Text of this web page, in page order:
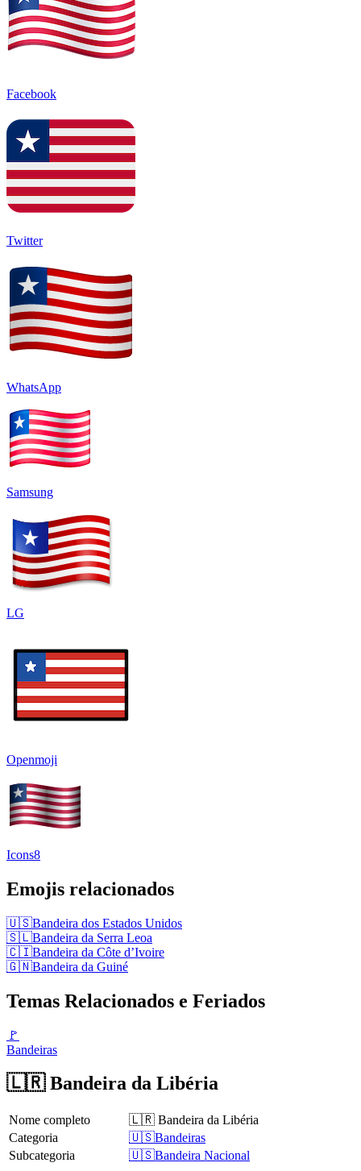
Facebook
Twitter
WhatsApp
Samsung
LG
Openmoji
Icons8
Emojis relacionados
🇺🇸Bandeira dos Estados Unidos
🇸🇱Bandeira da Serra Leoa
🇨🇮Bandeira da Côte d’Ivoire
🇬🇳Bandeira da Guiné
Temas Relacionados e Feriados
🚩
Bandeiras
🇱🇷 Bandeira da Libéria
Nome completo
🇱🇷 Bandeira da Libéria
Categoria
🇺🇸Bandeiras
Subcategoria
🇺🇸Bandeira Nacional